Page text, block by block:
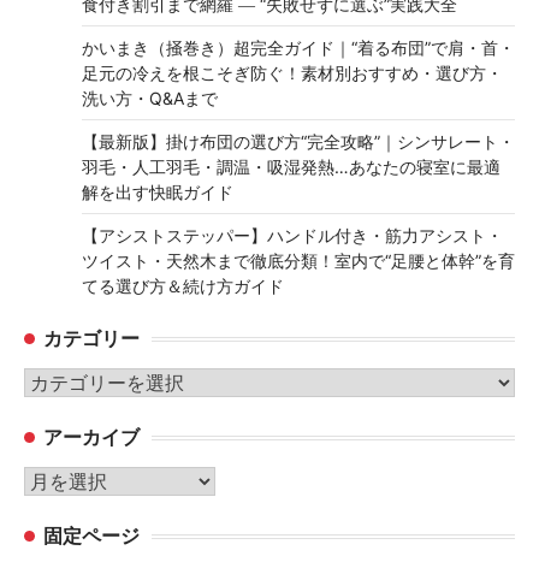
食付き割引まで網羅 ― “失敗せずに選ぶ”実践大全
かいまき（掻巻き）超完全ガイド｜“着る布団”で肩・首・
足元の冷えを根こそぎ防ぐ！素材別おすすめ・選び方・
洗い方・Q&Aまで
【最新版】掛け布団の選び方“完全攻略”｜シンサレート・
羽毛・人工羽毛・調温・吸湿発熱…あなたの寝室に最適
解を出す快眠ガイド
【アシストステッパー】ハンドル付き・筋力アシスト・
ツイスト・天然木まで徹底分類！室内で“足腰と体幹”を育
てる選び方＆続け方ガイド
カテゴリー
カ
ゴ
リ
ー
アーカイブ
ア
カ 固定ページ